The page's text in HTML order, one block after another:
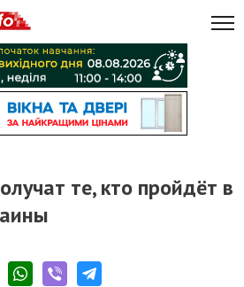
те, кто пройдёт в